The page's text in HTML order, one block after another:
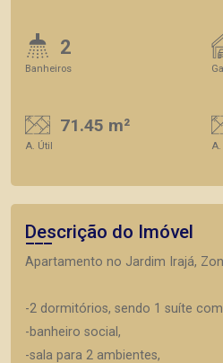
2
Banheiros
71.45 m²
A. Útil A.
Descrição do Imóvel
Apartamento no Jardim Irajá,
-2 dormitórios, sendo 1 suíte
-banheiro social,
-sala para 2 ambientes,